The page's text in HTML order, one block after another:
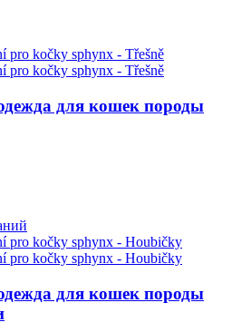
для кошек породы
для кошек породы